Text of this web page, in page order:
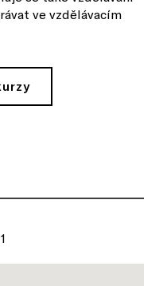
ve vzdělávacím